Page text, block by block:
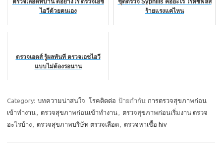
ตรวจเลือดที่บ้าน ดีอย่างไร ตรวจเอช
ไอวีด้วยตนเอง
ชุดตรวจ Syphilis คืออะไร โรคซิฟิลิส
ร้ายแรงแค่ไหน
ตรวจเอดส์ รู้ผลทันที ตรวจเอชไอวี
แบบไม่ต้องรอนาน
Category: บทความน่าสนใจ โรคติดต่อ ป้ายกำกับ: การตรวจสุขภาพก่อน
เข้าทำงาน, ตรวจสุขภาพก่อนเข้าทำงาน, ตรวจสุขภาพก่อนเริ่มงาน ตรวจ
อะไรบ้าง, ตรวจสุขภาพบริษัท ตรวจเลือด, ตรวจหาเชื้อ hiv